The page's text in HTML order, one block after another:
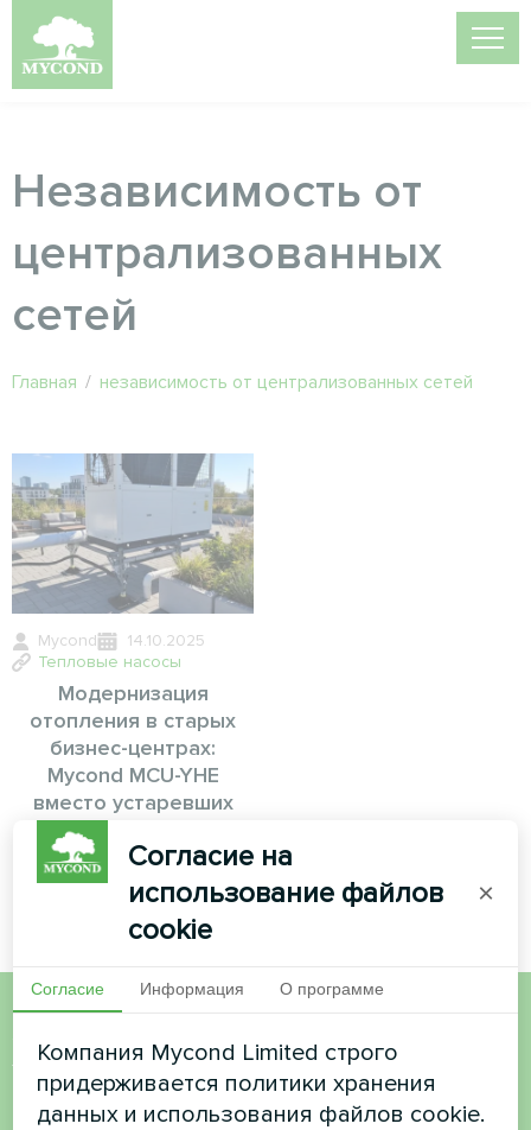
Независимость от
централизованных
сетей
Главная / независимость от централизованных сетей
Mycond
14.10.2025
Тепловые насосы
Модернизация
отопления в старых
бизнес-центрах:
Mycond MCU-YHE
вместо устаревших
котельных
Хотите купить или у вас
есть вопросы?
Согласие на
использование файлов
cookie
×
Согласие Информация О программе
Компания Mycond Limited строго
придерживается политики хранения
данных и использования файлов cookie.